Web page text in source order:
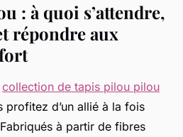
: à quoi s’attendre,
répondre aux
collection de tapis pilou pilou
profitez d’un allié à la fois
à partir de fibres